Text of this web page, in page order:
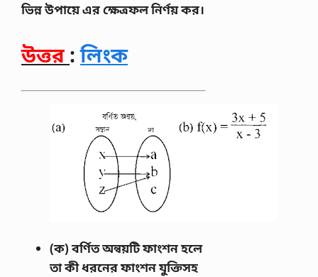
ভিন্ন উপায়ে এর ক্ষেত্রফল নির্ণয় কর।
উত্তর :লিংক
(ক) বর্ণিত অন্বয়টি ফাংশন হলে
তা কী ধরনের ফাংশন যুক্তিসহ